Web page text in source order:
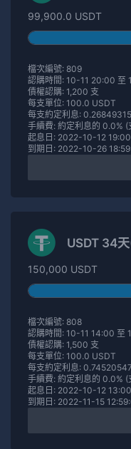
99,900.0 USDT
檔次編號: 809
認購時間: 10-11 20:00 至
債權認購: 1,200 支
每支單位: 100.0 USDT
每支約定利息:
手續費: 約定利息的 0.0% (
起息日: 2022-10-12
到期日: 2022-10-26
USDT 34
150,000 USDT
檔次編號: 808
認購時間: 10-11 14:00 至
債權認購: 1,500 支
每支單位: 100.0 USDT
每支約定利息:
手續費: 約定利息的 0.0% (
起息日: 2022-10-12
到期日: 2022-11-15